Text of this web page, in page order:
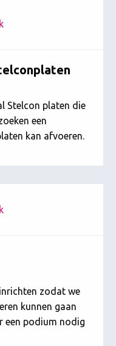
Stelcon platen die
een
kan afvoeren.
zodat we
kunnen gaan
een podium nodig